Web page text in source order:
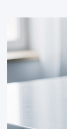
a
z
d
r
w